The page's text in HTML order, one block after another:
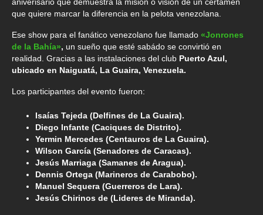
aniverisario que demuestra la misión o visión de un certamen
que quiere marcar la diferencia en la pelota venezolana.
Ese show para el fanático venezolano fue llamado «Jonrones
de la Bahía», un sueño que esté sabádo se convirtió en
realidad. Gracias a las instalaciones del club Puerto Azul,
ubicado en Naiguatá, La Guaira, Venezuela.
Los participantes del evento fueron:
Isaías Tejeda (Delfines de La Guaira).
Diego Infante (Caciques de Distrito).
Yermin Mercedes (Centauros de La Guaira).
Wilson García (Senadores de Caracas).
Jesús Marriaga (Samanes de Aragua).
Dennis Ortega (Marineros de Carabobo).
Manuel Sequera (Guerreros de Lara).
Jesús Chirinos de (Lideres de Miranda).